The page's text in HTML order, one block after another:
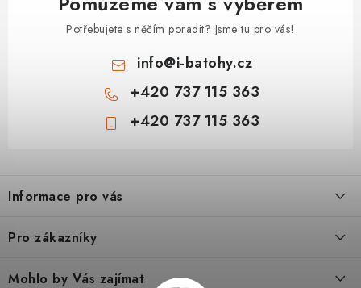
Potřebujete s něčím poradit? Jsme tu pro vás!
info@i-batohy.cz
+420 737 115 363
+420 737 115 363
p
a
Informace pro vás
Pro zákazníky
Podmínky ochrany osobní údaje
Mohlo by Vás zajímat